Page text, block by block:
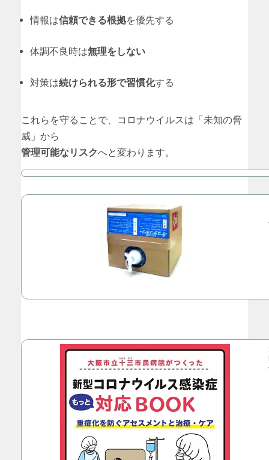
情報は信頼できる根拠を優先する
体調不良時は無理をしない
対策は続けられる形で習慣化する
これらを守ることで、コロナウイルスは「未知の脅
威」から
管理可能なリスクへと変わります。